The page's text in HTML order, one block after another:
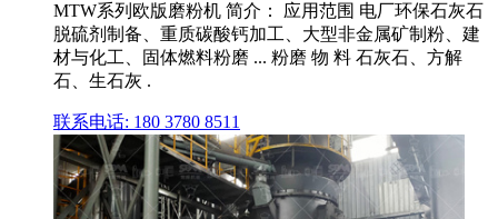
MTW系列欧版磨粉机 简介： 应用范围 电厂环保石灰石
脱硫剂制备、重质碳酸钙加工、大型非金属矿制粉、建
材与化工、固体燃料粉磨 ... 粉磨 物 料 石灰石、方解
石、生石灰 .
联系电话: 180 3780 8511